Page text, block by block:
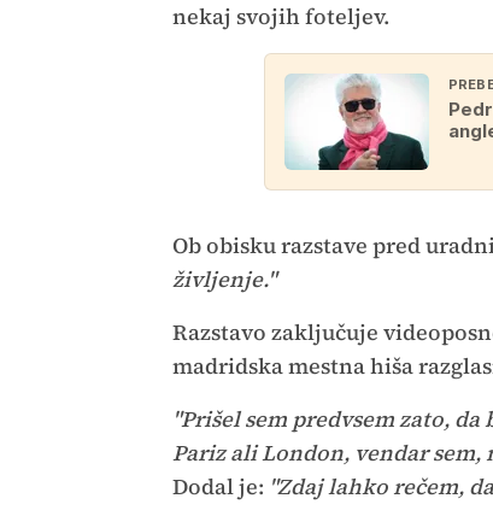
nekaj svojih foteljev.
Ob obisku razstave pred
življenje."
Razstavo zaključuje
madridska mestna hiša
"Prišel sem predvsem zato,
Pariz ali London, vendar sem,
Dodal je: "Zdaj lahko rečem,